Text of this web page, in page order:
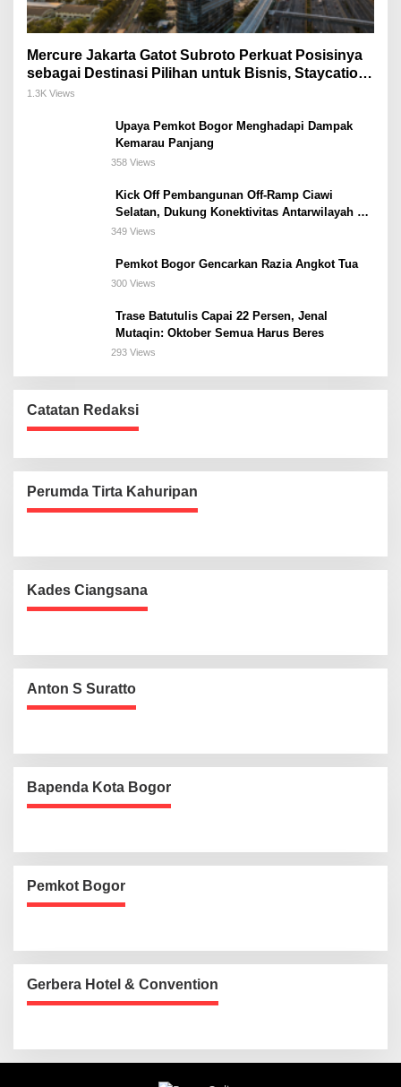
Mercure Jakarta Gatot Subroto Perkuat Posisinya
sebagai Destinasi Pilihan untuk Bisnis, Staycation,
Meeting, dan Kuliner di Jakarta Selatan
1.3K Views
Upaya Pemkot Bogor Menghadapi Dampak
Kemarau Panjang
358 Views
Kick Off Pembangunan Off-Ramp Ciawi
Selatan, Dukung Konektivitas Antarwilayah di
Bogor Selatan
349 Views
Pemkot Bogor Gencarkan Razia Angkot Tua
300 Views
Trase Batutulis Capai 22 Persen, Jenal
Mutaqin: Oktober Semua Harus Beres
293 Views
Catatan Redaksi
Perumda Tirta Kahuripan
Kades Ciangsana
Anton S Suratto
Bapenda Kota Bogor
Pemkot Bogor
Gerbera Hotel & Convention